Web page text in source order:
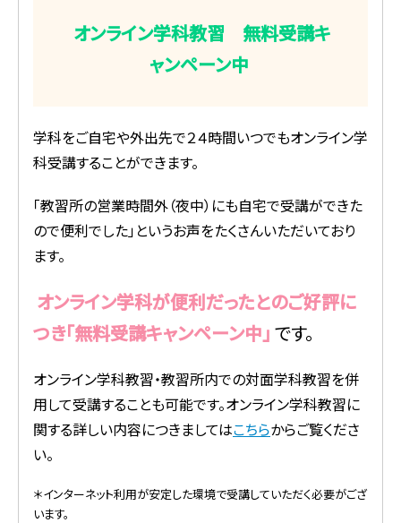
オンライン学科教習 無料受講キ
ャンペーン中
学科をご自宅や外出先で２４時間いつでもオンライン学
科受講することができます。
「教習所の営業時間外（夜中）にも自宅で受講ができた
ので便利でした」というお声をたくさんいただいており
ます。
オンライン学科が便利だったとのご好評に
つき「無料受講キャンペーン中」 です。
オンライン学科教習・教習所内での対面学科教習を併
用して受講することも可能です。オンライン学科教習に
関する詳しい内容につきましてはこちらからご覧くださ
い。
＊インターネット利用が安定した環境で受講していただく必要がござ
います。